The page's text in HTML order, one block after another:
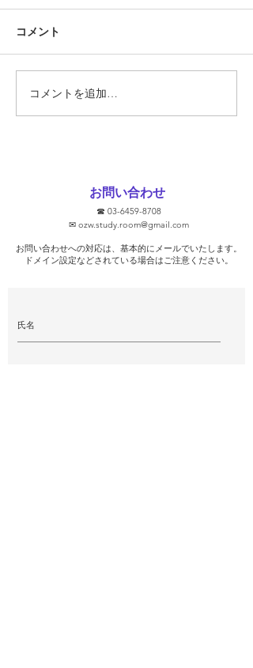
勝負の夏
コメント
コメントを追加…
お問い合わせ
☎ 03-6459-8708
✉ ozw.study.room@gmail.com
お問い合わせへの対応は、基本的にメールでいたします。
​ドメイン設定などされている場合はご注意ください。